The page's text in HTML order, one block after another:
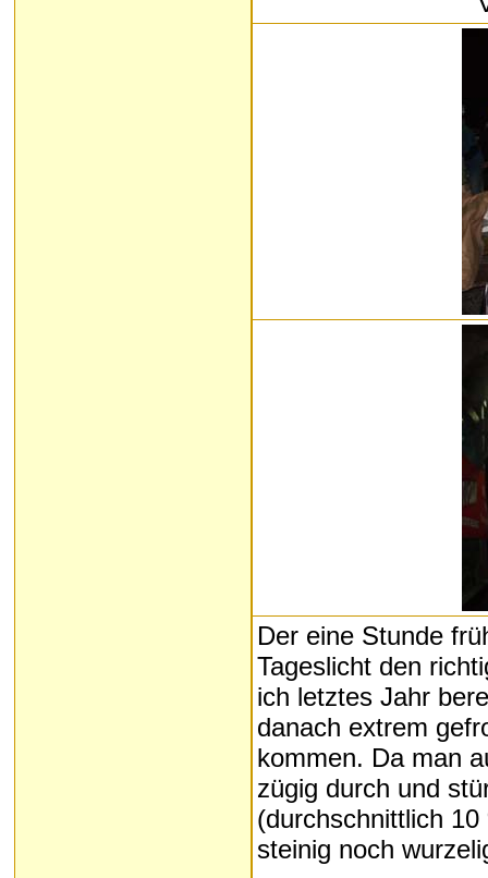
Der eine Stunde
Tageslicht den
ich letztes Jahr
danach extrem
kommen. Da man
zügig durch und
(durchschnittlich
steinig noch